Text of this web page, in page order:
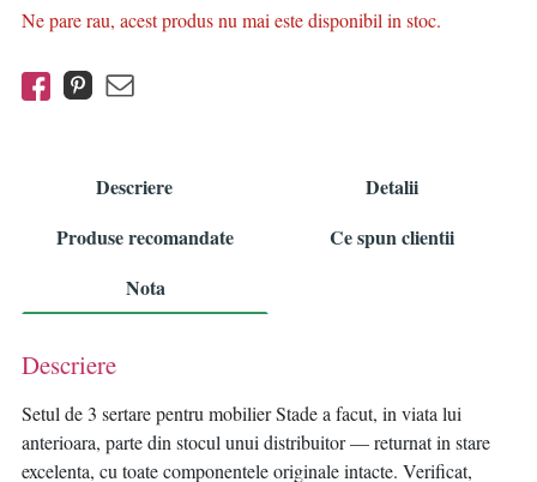
Ne pare rau, acest produs nu mai este disponibil in stoc.
Descriere
Detalii
Produse recomandate
Ce spun clientii
Nota
Descriere
Setul de 3 sertare pentru mobilier Stade a facut, in viata lui
anterioara, parte din stocul unui distribuitor — returnat in stare
excelenta, cu toate componentele originale intacte. Verificat,